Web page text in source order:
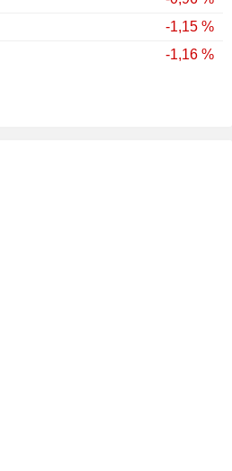
-1,15 %
-1,16 %